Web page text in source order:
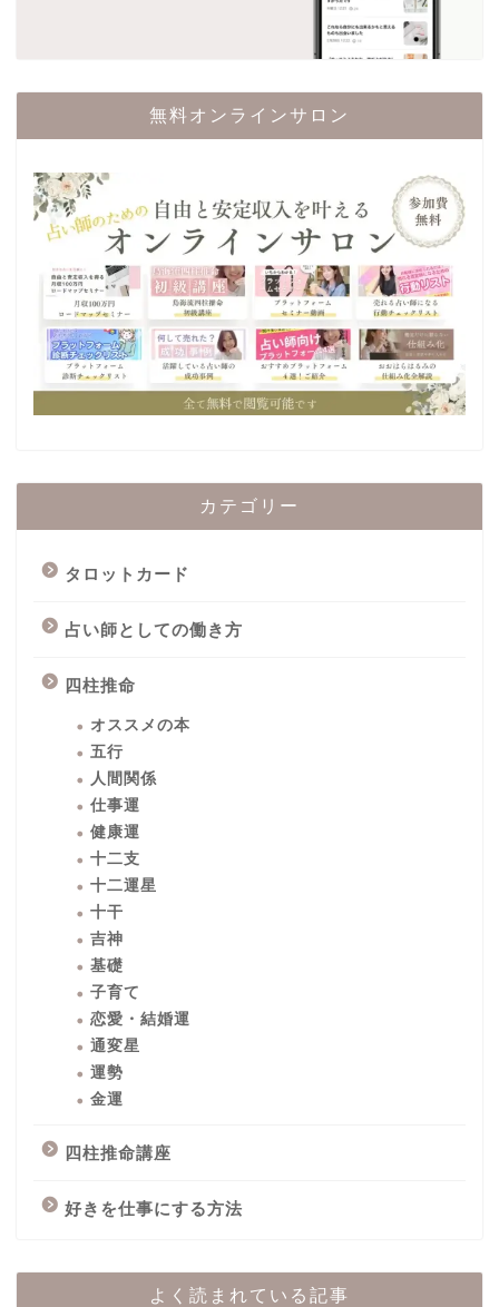
無料オンラインサロン
カテゴリー
タロットカード
占い師としての働き方
四柱推命
オススメの本
五行
人間関係
仕事運
健康運
十二支
十二運星
十干
吉神
基礎
子育て
恋愛・結婚運
通変星
運勢
金運
四柱推命講座
好きを仕事にする方法
よく読まれている記事